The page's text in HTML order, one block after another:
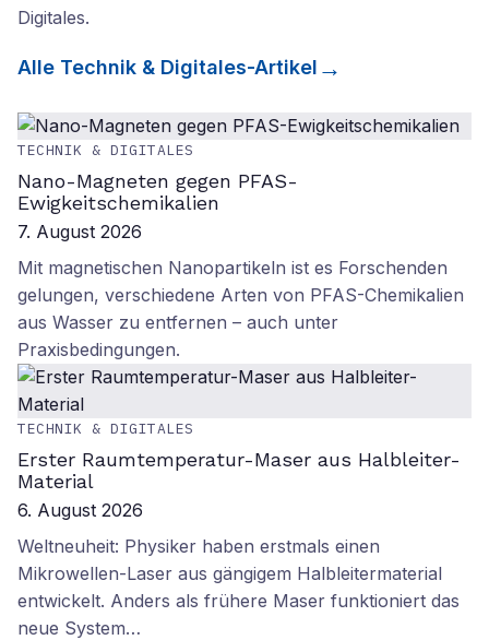
Digitales.
Alle Technik & Digitales-Artikel
TECHNIK & DIGITALES
Nano-Magneten gegen PFAS-
Ewigkeitschemikalien
7. August 2026
Mit magnetischen Nanopartikeln ist es Forschenden
gelungen, verschiedene Arten von PFAS-Chemikalien
aus Wasser zu entfernen – auch unter
Praxisbedingungen.
TECHNIK & DIGITALES
Erster Raumtemperatur-Maser aus Halbleiter-
Material
6. August 2026
Weltneuheit: Physiker haben erstmals einen
Mikrowellen-Laser aus gängigem Halbleitermaterial
entwickelt. Anders als frühere Maser funktioniert das
neue System…